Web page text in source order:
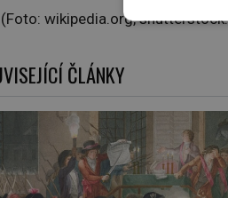
(Foto: wikipedia.org,
ČLÁNKY